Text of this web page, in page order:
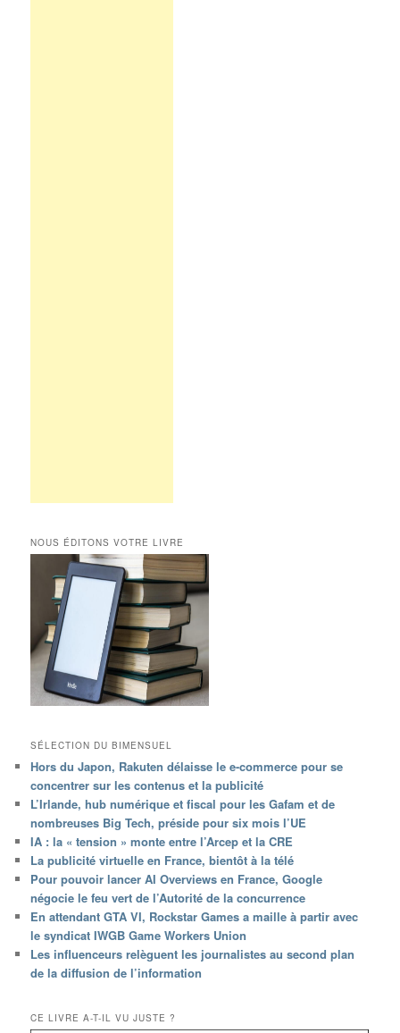
NOUS ÉDITONS VOTRE LIVRE
SÉLECTION DU BIMENSUEL
Hors du Japon, Rakuten délaisse le e-commerce pour se
concentrer sur les contenus et la publicité
L’Irlande, hub numérique et fiscal pour les Gafam et de
nombreuses Big Tech, préside pour six mois l’UE
IA : la « tension » monte entre l’Arcep et la CRE
La publicité virtuelle en France, bientôt à la télé
Pour pouvoir lancer AI Overviews en France, Google
négocie le feu vert de l’Autorité de la concurrence
En attendant GTA VI, Rockstar Games a maille à partir avec
le syndicat IWGB Game Workers Union
Les influenceurs relèguent les journalistes au second plan
de la diffusion de l’information
CE LIVRE A-T-IL VU JUSTE ?